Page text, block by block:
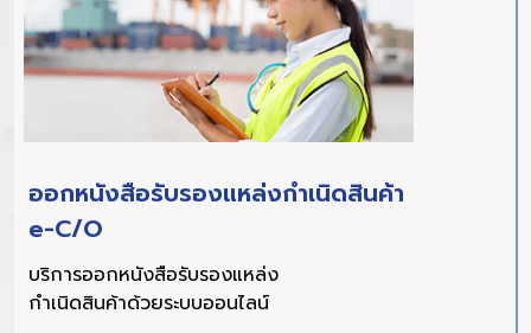
ออกหนังสือรับรองแหล่งกำเนิดสินค้า
e-C/O
บริการออกหนังสือรับรองแหล่ง
กำเนิดสินค้าด้วยระบบออนไลน์